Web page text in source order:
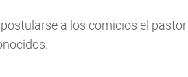
a los comicios el